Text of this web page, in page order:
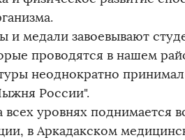
и медали завоевывают
проводятся в нашем
неоднократно
России".
всех уровнях поднимается
в Аркадакском